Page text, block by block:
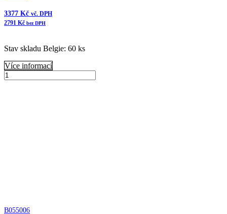
3377 Kč vč. DPH
2791 Kč bez DPH
Stav skladu Belgie: 60 ks
Více informací
B080067
B055006